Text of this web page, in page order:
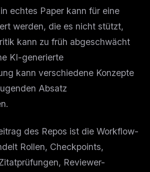
echtes Paper kann für eine
werden, die es nicht stützt,
kann zu früh abgeschwächt
KI-generierte
kann verschiedene Konzepte
Absatz
des Repos ist die Workflow-
Rollen, Checkpoints,
Reviewer-